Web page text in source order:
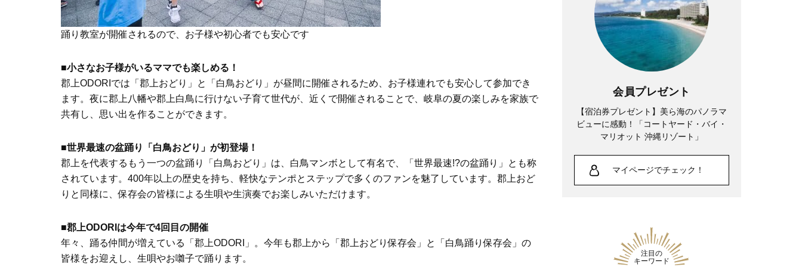
踊り教室が開催されるので、お子様や初心者でも安心です
■小さなお子様がいるママでも楽しめる！
郡上ODORIでは「郡上おどり」と「白鳥おどり」が昼間に開催されるため、お子様連れでも安心して参加でき
ます。夜に郡上八幡や郡上白鳥に行けない子育て世代が、近くで開催されることで、岐阜の夏の楽しみを家族で
共有し、思い出を作ることができます。
■世界最速の盆踊り「白鳥おどり」が初登場！
郡上を代表するもう一つの盆踊り「白鳥おどり」は、白鳥マンボとして有名で、「世界最速!?の盆踊り」とも称
されています。400年以上の歴史を持ち、軽快なテンポとステップで多くのファンを魅了しています。郡上おど
りと同様に、保存会の皆様による生唄や生演奏でお楽しみいただけます。
■郡上ODORIは今年で4回目の開催
年々、踊る仲間が増えている「郡上ODORI」。今年も郡上から「郡上おどり保存会」と「白鳥踊り保存会」の
皆様をお迎えし、生唄やお囃子で踊ります。
会員プレゼント
【宿泊券プレゼント】美ら海のパノラマ
ビューに感動！「コートヤード・バイ・
マリオット 沖縄リゾート」
マイページでチェック！
注目の
キーワード